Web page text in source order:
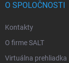
O SPOLOČNOSTI
Kontakty
O firme SALT
Virtuálna prehliadka